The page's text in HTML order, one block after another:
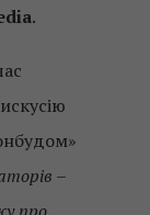
.
–